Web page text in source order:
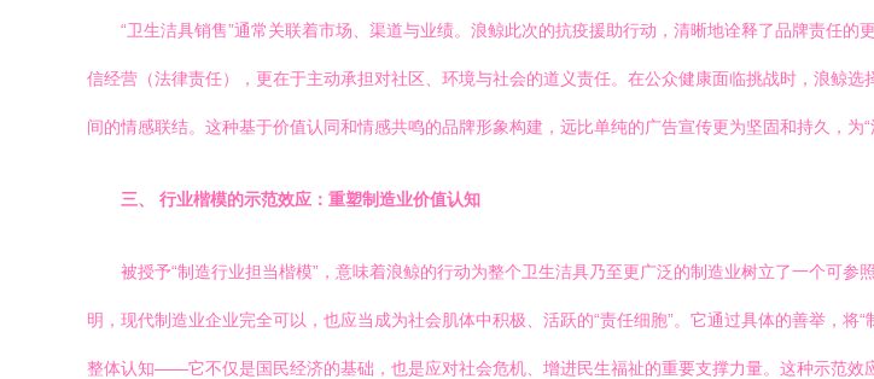
“卫生洁具销售”通常关联着市场、渠道与业绩。浪鲸此次的抗疫援助行动，清晰地诠释了品牌责任
信经营（法律责任），更在于主动承担对社区、环境与社会的道义责任。在公众健康面临挑战时，浪鲸
间的情感联结。这种基于价值认同和情感共鸣的品牌形象构建，远比单纯的广告宣传更为坚固和持久，为
三、 行业楷模的示范效应：重塑制造业价值认知
被授予“制造行业担当楷模”，意味着浪鲸的行动为整个卫生洁具乃至更广泛的制造业树立了一个可
明，现代制造业企业完全可以，也应当成为社会肌体中积极、活跃的“责任细胞”。它通过具体的善举，将
整体认知——它不仅是国民经济的基础，也是应对社会危机、增进民生福祉的重要支撑力量。这种示范效